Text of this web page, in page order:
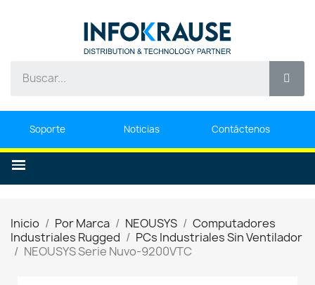
Soporte Noticias Contáctenos
Inicio Por Marca NEOUSYS
Computadores
Industriales Rugged
PCs Industriales Sin Ventilador
NEOUSYS Serie Nuvo-9200VTC